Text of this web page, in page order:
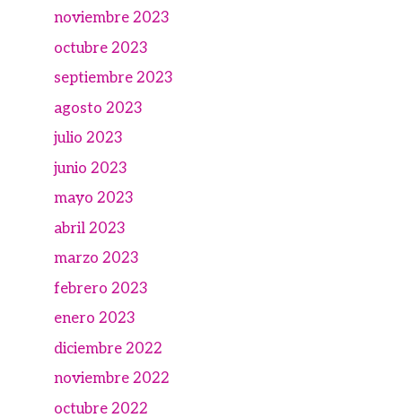
noviembre 2023
octubre 2023
septiembre 2023
agosto 2023
julio 2023
junio 2023
mayo 2023
abril 2023
marzo 2023
febrero 2023
enero 2023
diciembre 2022
noviembre 2022
octubre 2022